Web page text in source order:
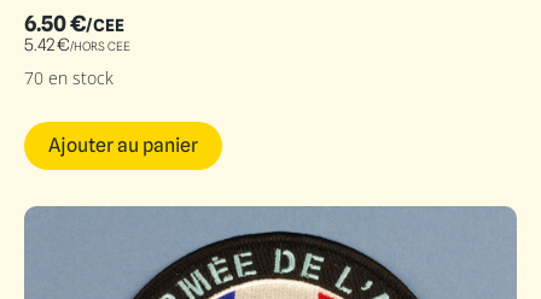
6.50€/CEE
5.42€/HORS CEE
70 en stock
Ajouter au panier